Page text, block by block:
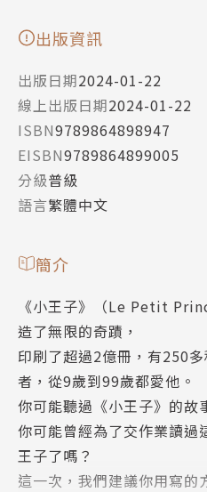
出版資訊
出版日期2024-01-22
線上出版日期2024-01-22
ISBN9789864898947
EISBN9789864899005
分級普級
語言繁體中文
簡介
《小王子》（Le Petit
造了無限的奇蹟，
印刷了超過2億冊，有250
者，從9歲到99歲都愛他。
你可能聽過《小王子》的故
你可能曾經為了交作業讀過
王子了嗎？
這一次，我們建議你用寫的